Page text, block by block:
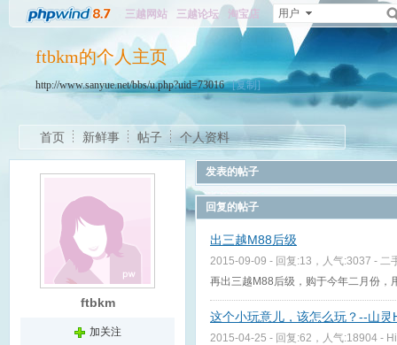
三越网站 三越论坛 淘宝店 用户
ftbkm的个人主页
http://www.sanyue.net/bbs/u.php?uid=73016 [复制]
首页 新鲜事 帖子 个人资料
ftbkm
加关注
发表的帖子
回复的帖子
出三越M88后级
2015-09-09 - 回复:13，人气:3037 - 二
再出三越M88后级，购于今年二月份，
这个小玩意儿，该怎么玩？--山灵
2015-04-25 - 回复:62，人气:18904 -